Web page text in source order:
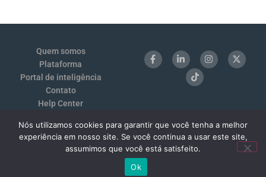
Quem somos
Plataforma
Portal de inteligência
Contato
Help Center
Termos de Uso e Privacidade
Benchmarking 1:1
Nós utilizamos cookies para garantir que você tenha a melhor
experiência em nosso site. Se você continua a usar este site,
assumimos que você está satisfeito.
Ok